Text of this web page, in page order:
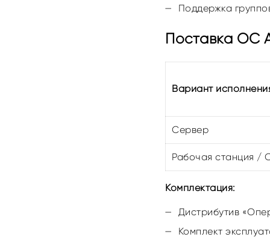
Поддержка
Поставка ОС
Вариант
Сервер
Рабочая станция /
Комплектация:
Дистрибутив
Комплект